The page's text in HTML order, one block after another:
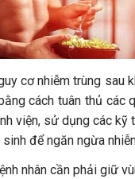
cơ nhiễm trùng sau
cách tuân thủ các
viện, sử dụng các kỹ
để ngăn ngừa
nhân cần phải giữ